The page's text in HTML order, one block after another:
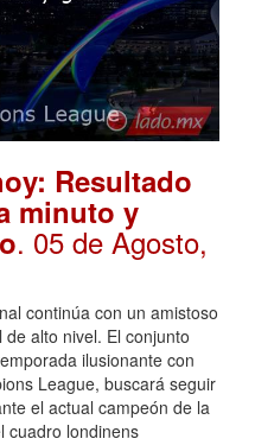
Resultado
minuto y
. 05 de Agosto,
continúa con un amistoso
alto nivel. El conjunto
ilusionante con
League, buscará seguir
el actual campeón de la
cuadro londinens